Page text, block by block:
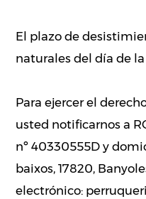
El plazo de
naturales del día de
Para ejercer el
usted notificarnos a
nº 40330555D y
baixos, 17820,
electrónico: